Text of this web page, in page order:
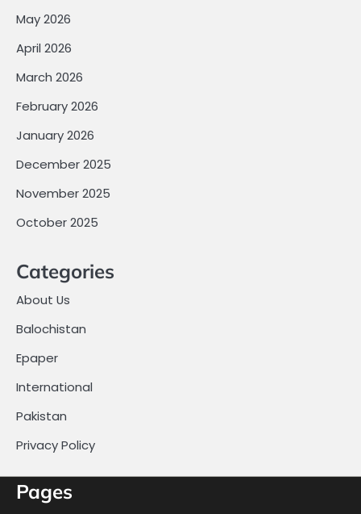
May 2026
April 2026
March 2026
February 2026
January 2026
December 2025
November 2025
October 2025
Categories
About Us
Balochistan
Epaper
International
Pakistan
Privacy Policy
Pages